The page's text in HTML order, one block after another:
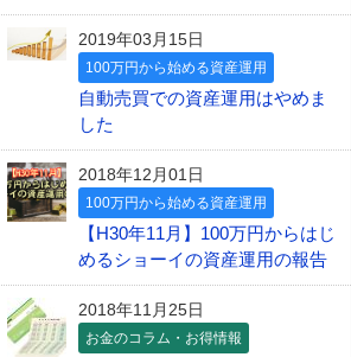
2019年03月15日
100万円から始める資産運用
自動売買での資産運用はやめま
した
2018年12月01日
100万円から始める資産運用
【H30年11月】100万円からはじ
めるショーイの資産運用の報告
2018年11月25日
お金のコラム・お得情報